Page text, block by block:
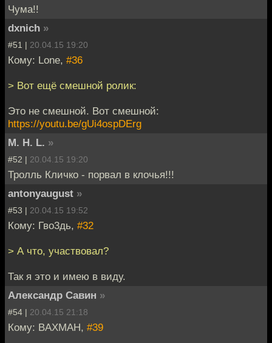
Чума!!
dxnich »
#51 | 20.04.15 19:20
Кому: Lone, #36
> Вот ещё смешной ролик:
Это не смешной. Вот смешной:
https://youtu.be/gUi4ospDErg
M. H. L. »
#52 | 20.04.15 19:20
Тролль Кличко - порвал в клочья!!!
antonyaugust »
#53 | 20.04.15 19:52
Кому: Гво3дь, #32
> А что, участвовал?
Так я это и имею в виду.
Александр Савин »
#54 | 20.04.15 21:18
Кому: BAXMAH, #39